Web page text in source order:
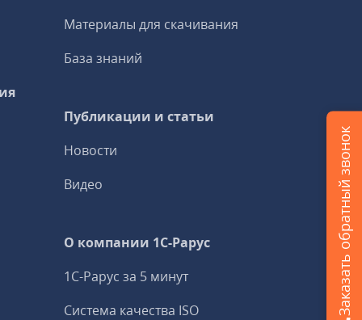
Материалы для скачивания
База знаний
Публикации и статьи
Новости
Видео
О компании 1C-Рарус
1С-Рарус за 5 минут
Система качества ISO
Заказать обратный звонок